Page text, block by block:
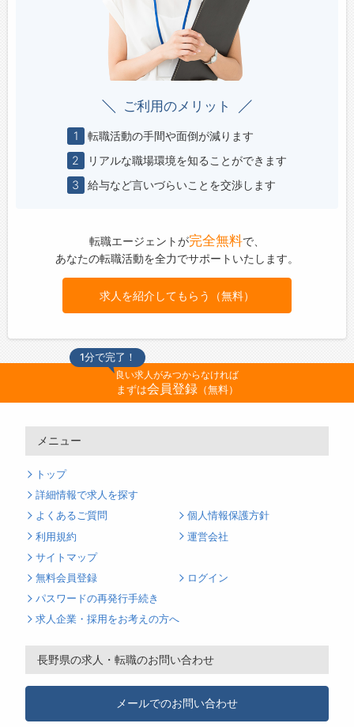
ご利用のメリット
1
転職活動の手間や面倒が減ります
2
リアルな職場環境を知ることができます
3
給与など言いづらいことを交渉します
転職エージェントが完全無料で、
あなたの転職活動を全力でサポートいたします。
求人を紹介してもらう（無料）
1分で完了！
良い求人がみつからなければ
まずは会員登録（無料）
メニュー
トップ
詳細情報で求人を探す
よくあるご質問
個人情報保護方針
利用規約
運営会社
サイトマップ
無料会員登録
ログイン
パスワードの再発行手続き
求人企業・採用をお考えの方へ
長野県の求人・転職のお問い合わせ
メールでのお問い合わせ